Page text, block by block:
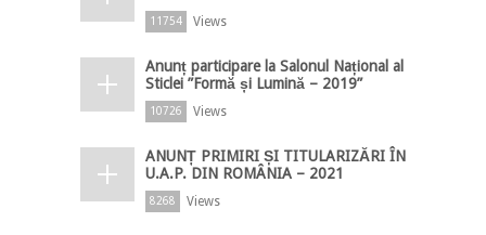
11754 Views
Anunț participare la Salonul Național al
Sticlei ”Formă și Lumină – 2019”
10726 Views
ANUNȚ PRIMIRI ȘI TITULARIZĂRI ÎN
U.A.P. DIN ROMÂNIA – 2021
8268 Views